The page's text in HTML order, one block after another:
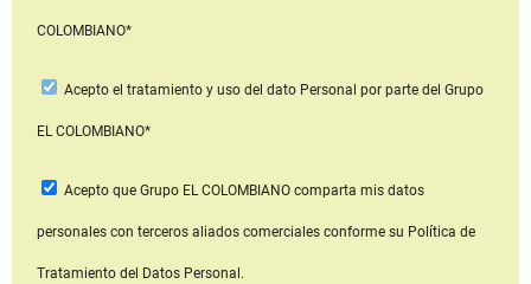
COLOMBIANO*
Acepto el tratamiento y uso del dato Personal por parte del Grupo
EL COLOMBIANO*
Acepto que Grupo EL COLOMBIANOcomparta mis datos
personales con terceros aliados comerciales conforme su Política de
Tratamiento del Datos Personal.